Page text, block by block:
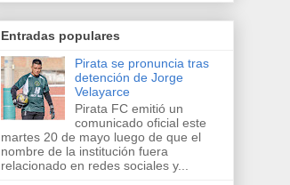
Entradas populares
Pirata se pronuncia tras
detención de Jorge
Velayarce
Pirata FC emitió un
comunicado oficial este
martes 20 de mayo luego de que el
nombre de la institución fuera
relacionado en redes sociales y...